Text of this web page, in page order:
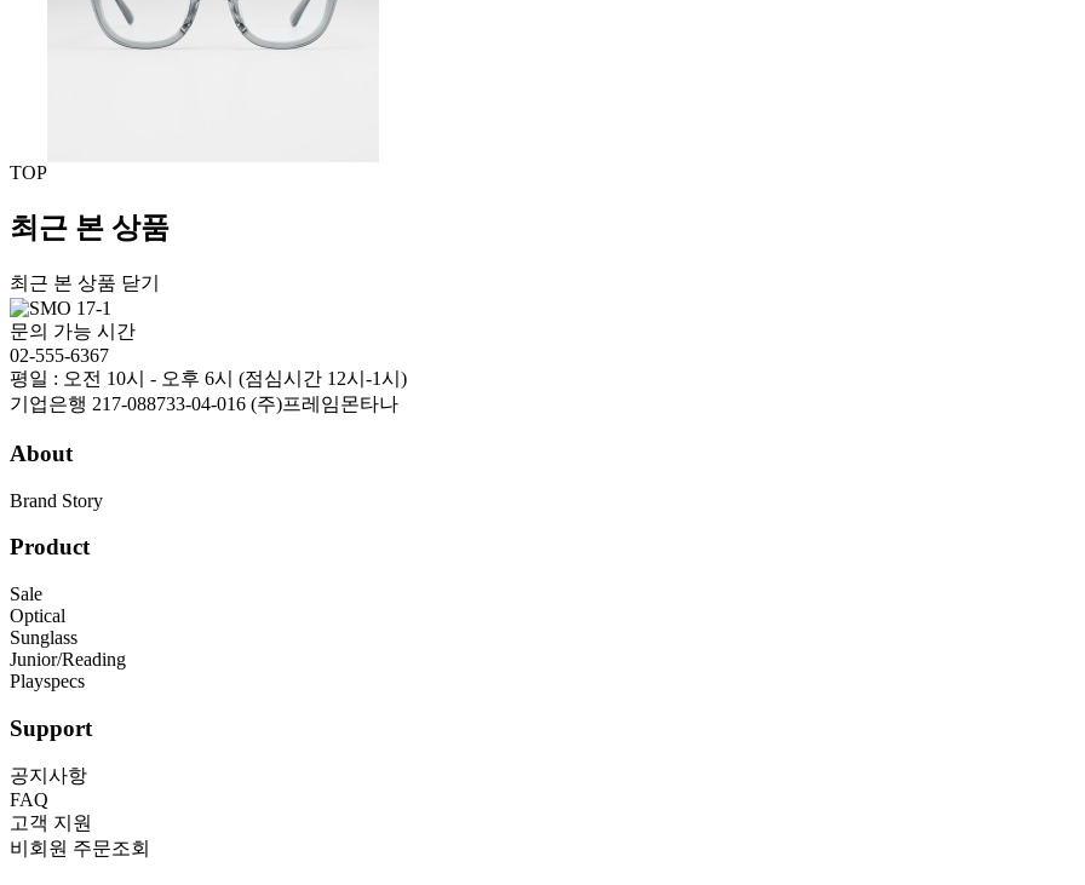
TOP
최근 본 상품
최근 본 상품 닫기
문의 가능 시간
02-555-6367
평일 : 오전 10시 - 오후 6시 (점심시간 12시-1시)
기업은행 217-088733-04-016 (주)프레임몬타나
About
Brand Story
Product
Sale
Optical
Sunglass
Junior/Reading
Playspecs
Support
공지사항
FAQ
고객 지원
비회원 주문조회